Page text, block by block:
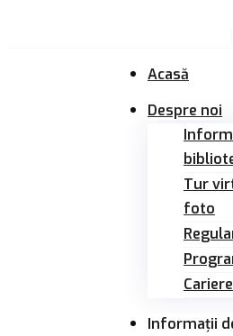
Acasă
Despre noi
Tur
foto
Cariere
Informații